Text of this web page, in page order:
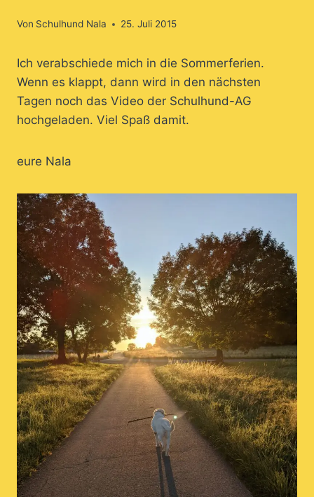
Von Schulhund Nala 25. Juli 2015
Ich verabschiede mich in die Sommerferien.
Wenn es klappt, dann wird in den nächsten
Tagen noch das Video der Schulhund-AG
hochgeladen. Viel Spaß damit.
eure Nala